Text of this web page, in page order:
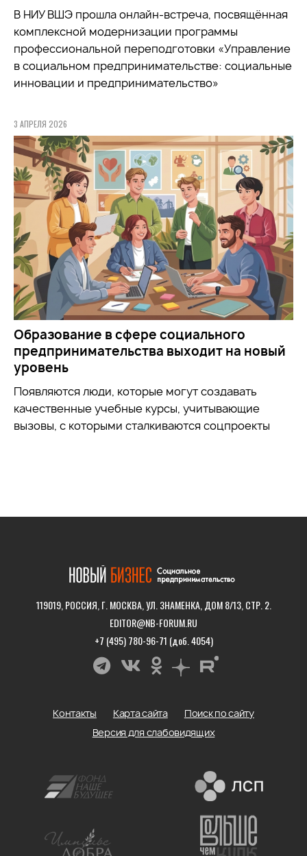
В НИУ ВШЭ прошла онлайн-встреча, посвящённая
комплексной модернизации программы
профессиональной переподготовки «Управление
в социальном предпринимательстве: социальные
инновации и предпринимательство»
3 АПРЕЛЯ 2026
Образование в сфере социального
предпринимательства выходит на новый
уровень
Появляются люди, которые могут создавать
качественные учебные курсы, учитывающие
вызовы, с которыми сталкиваются соцпроекты
119019, РОССИЯ, Г. МОСКВА, УЛ. ЗНАМЕНКА, ДОМ 8/13, СТР. 2.
EDITOR@NB-FORUM.RU
+7 (495) 780-96-71 (доб. 4054)
Контакты Карта сайта
Поиск по сайту
Версия для слабовидящих